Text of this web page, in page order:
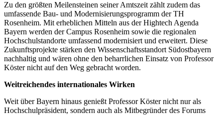
Zu den größten Meilensteinen seiner Amtszeit zählt zudem das
umfassende Bau- und Modernisierungsprogramm der TH
Rosenheim. Mit erheblichen Mitteln aus der Hightech Agenda
Bayern werden der Campus Rosenheim sowie die regionalen
Hochschulstandorte umfassend modernisiert und erweitert. Diese
Zukunftsprojekte stärken den Wissenschaftsstandort Südostbayern
nachhaltig und wären ohne den beharrlichen Einsatz von Professor
Köster nicht auf den Weg gebracht worden.
Weitreichendes internationales Wirken
Weit über Bayern hinaus genießt Professor Köster nicht nur als
Hochschulpräsident, sondern auch als Mitbegründer des Forums